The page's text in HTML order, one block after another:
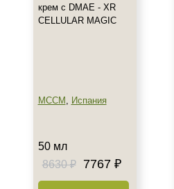
Любой возраст
Действие
Матирование
Моделирование
крем с DMAE - XR
CELLULAR MAGIC
MCCM , Испания
50 мл
8630 ₽
7767 ₽